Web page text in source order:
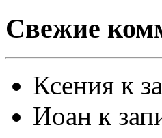
Свежие
Ксения к
Иоан к